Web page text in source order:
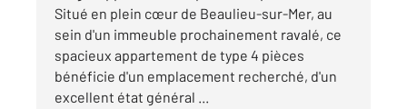
Situé en plein cœur de Beaulieu-sur-Mer, au
sein d'un immeuble prochainement ravalé, ce
spacieux appartement de type 4 pièces
bénéficie d'un emplacement recherché, d'un
excellent état général ...